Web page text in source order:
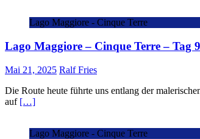
Lago Maggiore - Cinque Terre
Lago Maggiore – Cinque Terre – Tag
Mai 21, 2025 Ralf Fries
Die Route heute führte uns entlang der
auf […]
Lago Maggiore - Cinque Terre